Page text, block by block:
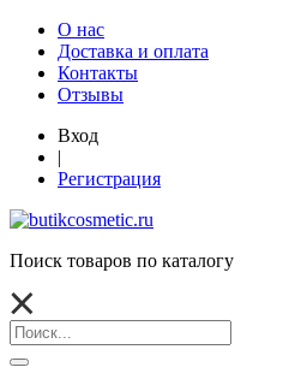
О нас
Доставка и оплата
Контакты
Отзывы
Вход
|
Регистрация
Поиск товаров по каталогу